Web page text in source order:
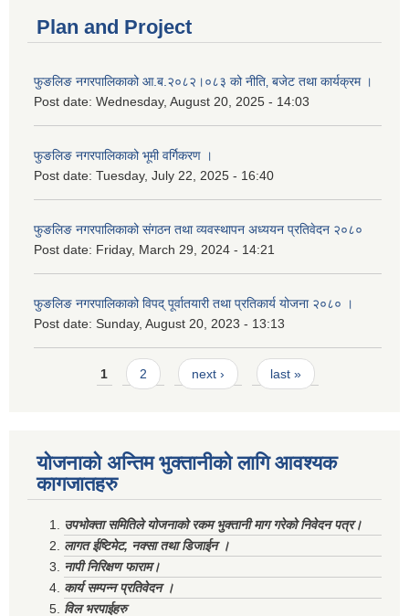
Plan and Project
फुङलिङ नगरपालिकाको आ.ब.२०८२।०८३ को नीति‚ बजेट तथा कार्यक्रम ।
Post date: Wednesday, August 20, 2025 - 14:03
फुङलिङ नगरपालिकाको भूमी वर्गिकरण ।
Post date: Tuesday, July 22, 2025 - 16:40
फुङलिङ नगरपालिकाको संगठन तथा व्यवस्थापन अध्ययन प्रतिवेदन २०८०
Post date: Friday, March 29, 2024 - 14:21
फुङलिङ नगरपालिकाको विपद् पूर्वातयारी तथा प्रतिकार्य योजना २०८० ।
Post date: Sunday, August 20, 2023 - 13:13
Pages1 2 next › last »
योजनाको अन्तिम भुक्तानीको लागि आवश्यक
कागजातहरु
उपभोक्ता समितिले योजनाको रकम भुक्तानी माग गरेको निवेदन पत्र।
लागत ईष्टिमेट, नक्सा तथा डिजाईन ।
नापी निरिक्षण फाराम।
कार्य सम्पन्न प्रतिवेदन ।
विल भरपाईहरु